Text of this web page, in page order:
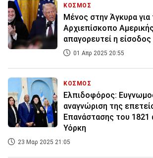
ΚΟΣΜΟΣ
Μένος στην Άγκυρα για
Αρχιεπίσκοπο
απαγορευτεί η
01 Απρ 2025 20:55
ΚΟΣΜΟΣ
Ελπιδοφόρος:
αναγνώριση της
Επανάστασης του 1821
Υόρκη
23 Μαρ 2025 21:05